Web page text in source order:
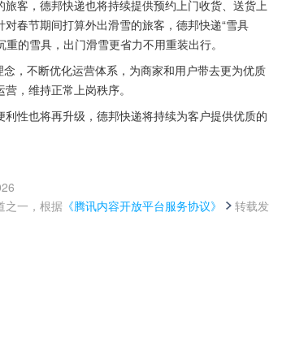
客，德邦快递也将持续提供预约上门收货、送货上
春节期间打算外出滑雪的旅客，德邦快递“雪具
的雪具，出门滑雪更省力不用重装出行。
，不断优化运营体系，为商家和用户带去更为优质
，维持正常上岗秩序。
性也将再升级，德邦快递将持续为客户提供优质的
之一，根据 《腾讯内容开放平台服务协议》
转载发